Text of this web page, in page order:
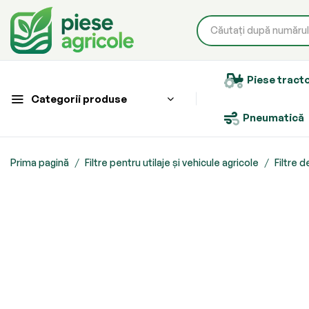
Categorii produse
Piese
Pneumatică
Prima pagină Filtre pentru utilaje și vehicule agricole Filtre